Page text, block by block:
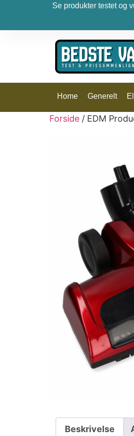
Se produkter testet og
Home Generelt
Forside / EDM
Beskrivelse